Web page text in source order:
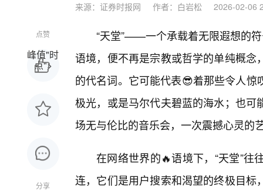
来源：证券时报网 作者：白岩松 2026-02-06
点赞
峰值"时
点">
分享
“天堂”——一个承载着无限遐想的
语境，便不再是宗教或哲学的单纯概
的代名词。它可能代表😎着那些令人
极光，或是马尔代夫碧蓝的海水；也
场无与伦比的音乐会，一次震撼心灵的
在网络世界的🔥语境下，“天堂”往
连，它们是用户搜索和渴望的终极目